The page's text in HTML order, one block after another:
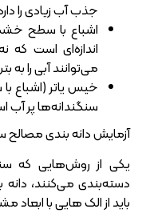
جذب آب زیادی را
اشباع با سطح
اندازه‌ای است که
می‌توانند آبی را به
خیس یا‌تر (اشباع
سنگندانه‌ها پر
آزمایش دانه بندی
یکی از روش‌هایی که
دسته‌بندی می‌کنند،
باید از الک‌ هایی با